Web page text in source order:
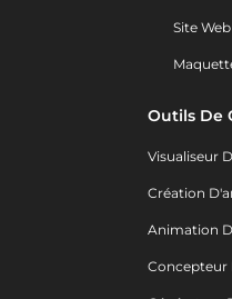
Site Web
Outils De
Visualiseur
Création
Animation
Concepteur